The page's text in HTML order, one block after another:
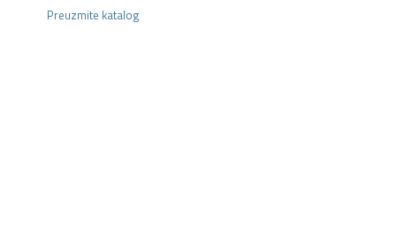
Preuzmite katalog